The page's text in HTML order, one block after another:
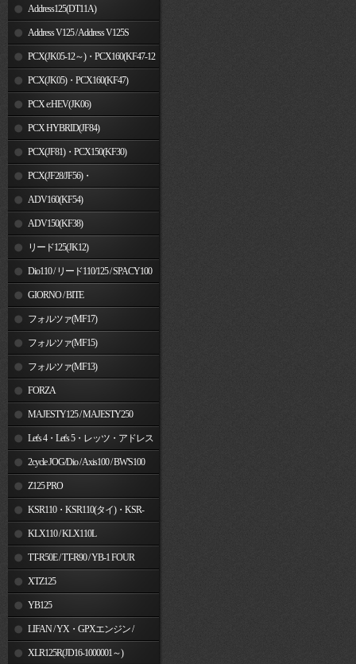
Address125(DT11A)
Address V125 / Address V125S
PCX(JK05-12～)・PCX160(KF47-12
～) PCX(JK05)・PCX160(KF47)
PCX e:HEV(JK06)
PCX HYBRID(JF84)
PCX(JF81)・PCX150(KF30)
PCX(JF28/JF56)・
PCX150(KF12/KF18)
ADV160(KF54)
ADV150(KF38)
リード125(JK12)
Dio110 / リード110/125 / SPACY100
GIORNO / BITE
フォルツァ(MF17)
フォルツァ(MF15)
フォルツァ(MF13)
FORZA
MAJESTY125 / MAJESTY250
Let's 4・Let's 5・レッツ・アドレス
V50 2cycle JOG/Dio / Axis100 / BW'S100
Z125 PRO
KSR110・KSR110(タイ)・KSR-
I/II・KSR PRO
KLX110 / KLX110L
TT-R50E / TT-R90 / YB-1 FOUR
XTZ125
YB125
LIFAN / YX・GPXエンジン /
JinchengXLR125R(JD16-1000001～)